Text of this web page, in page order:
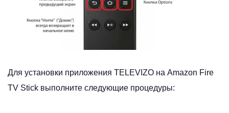
Для установки приложения TELEVIZO на Amazon Fire
TV Stick выполните следующие процедуры: